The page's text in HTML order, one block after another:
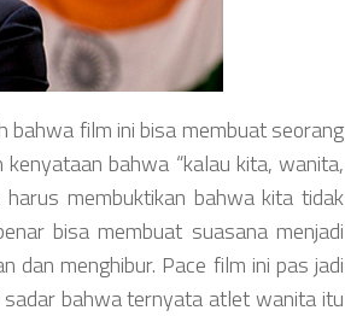
bahwa film ini bisa membuat seorang
bahwa “kalau kita, wanita,
membuktikan bahwa kita tidak
bisa membuat suasana menjadi
dan menghibur. Pace film ini pas jadi
sadar bahwa ternyata atlet wanita itu